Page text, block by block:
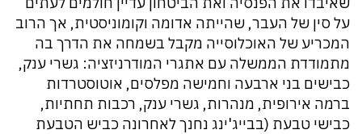
על סין של העבר, שהייתה אדומה וקומוניסטית, אך הרוב
המכריע של האוכלוסייה מקבל בשמחה את הדרך בה
מתמודדת הממשלה עם אתגרי המודרניזציה: גשרי ענק,
כבישים בני ארבעה וחמישה מפלסים, אוטוסטרדות
ברמה אירופית, מנהרות, גשרי ענק, רכבות תחתיות,
כבישי טבעת (בבייג'ינג נחנך לאחרונה כביש הטבעת